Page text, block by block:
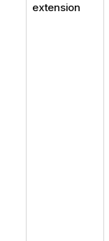
extension